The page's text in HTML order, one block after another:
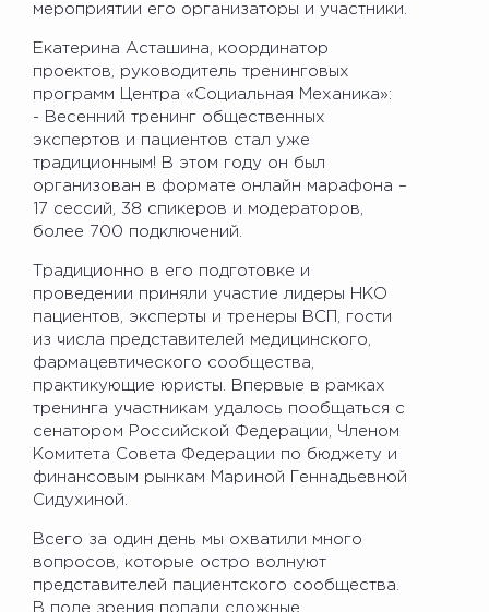
мероприятии его организаторы и участники.
Екатерина Асташина, координатор
проектов, руководитель тренинговых
программ Центра «Социальная Механика»:
- Весенний тренинг общественных
экспертов и пациентов стал уже
традиционным! В этом году он был
организован в формате онлайн марафона –
17 сессий, 38 спикеров и модераторов,
более 700 подключений.
Традиционно в его подготовке и
проведении приняли участие лидеры НКО
пациентов, эксперты и тренеры ВСП, гости
из числа представителей медицинского,
фармацевтического сообщества,
практикующие юристы. Впервые в рамках
тренинга участникам удалось пообщаться с
сенатором Российской Федерации, Членом
Комитета Совета Федерации по бюджету и
финансовым рынкам Мариной Геннадьевной
Сидухиной.
Всего за один день мы охватили много
вопросов, которые остро волнуют
представителей пациентского сообщества.
В поле зрения попали сложные,